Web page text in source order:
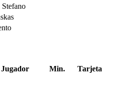
Jugador Min. Tarjeta